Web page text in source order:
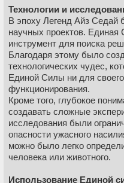
сущего»), было выбрано
желание направляющих
Однако, как отмечал Льюс
утопическим состояние
все еще скрывались
мировое правительство не
Оглядываясь назад, он
была пробурена, эти
привести к началу войны,
Правительство.
К сожалению, нам известно
Эпохи Легенд, поскольку
записей об этом периоде.
взаимодействовали друг с
Технологии и
В эпоху Легенд Айз Седай
научных проектов. Единая
инструмент для поиска
Благодаря этому было
технологических чудес,
Единой Силы ни для
функционирования.
Кроме того, глубокое
создавать сложные
исследования были
опасности ужасного
можно было легко
человека или животного.
Использование Единой